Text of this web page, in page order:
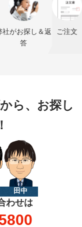
社がお探し＆返
答
ご注文
ら、お探し
田中
わせは